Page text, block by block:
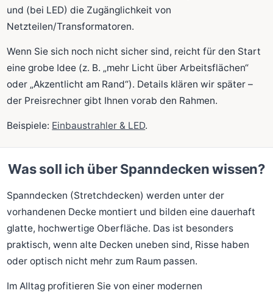
und (bei LED) die Zugänglichkeit von
Netzteilen/Transformatoren.
Wenn Sie sich noch nicht sicher sind, reicht für den Start
eine grobe Idee (z. B. „mehr Licht über Arbeitsflächen“
oder „Akzentlicht am Rand“). Details klären wir später –
der Preisrechner gibt Ihnen vorab den Rahmen.
Beispiele: Einbaustrahler & LED.
Was soll ich über Spanndecken wissen?
Spanndecken (Stretchdecken) werden unter der
vorhandenen Decke montiert und bilden eine dauerhaft
glatte, hochwertige Oberfläche. Das ist besonders
praktisch, wenn alte Decken uneben sind, Risse haben
oder optisch nicht mehr zum Raum passen.
Im Alltag profitieren Sie von einer modernen